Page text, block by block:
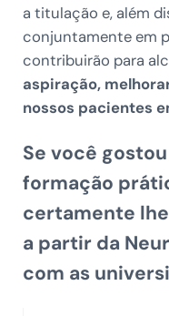
a titulação e, além
conjuntamente em
contribuirão para
aspiração,
nossos pacientes
Se você
formação
certamente
a partir da
com as